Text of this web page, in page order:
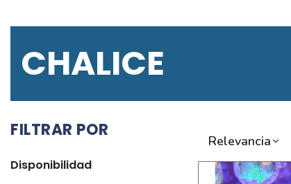
CHALICE
FILTRAR POR
Disponibilidad
Relevancia